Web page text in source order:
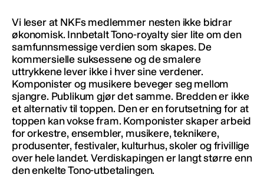
Vi leser at NKFs medlemmer nesten ikke bidrar
økonomisk. Innbetalt Tono-royalty sier lite om den
samfunnsmessige verdien som skapes. De
kommersielle suksessene og de smalere
uttrykkene lever ikke i hver sine verdener.
Komponister og musikere beveger seg mellom
sjangre. Publikum gjør det samme. Bredden er ikke
et alternativ til toppen. Den er en forutsetning for at
toppen kan vokse fram. Komponister skaper arbeid
for orkestre, ensembler, musikere, teknikere,
produsenter, festivaler, kulturhus, skoler og frivillige
over hele landet. Verdiskapingen er langt større enn
den enkelte Tono-utbetalingen.